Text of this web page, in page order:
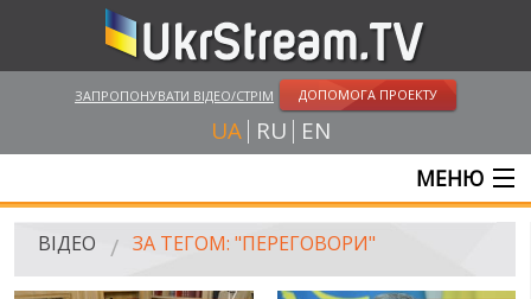
ЗАПРОПОНУВАТИ ВІДЕО/СТРІМ ДОПОМОГА ПРОЕКТУ
UA RU EN
МЕНЮ
ГОЛОВНА
ВІДЕО ЗА ТЕГОМ: "ПЕРЕГОВОРИ"